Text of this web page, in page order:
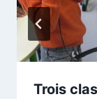
Trois